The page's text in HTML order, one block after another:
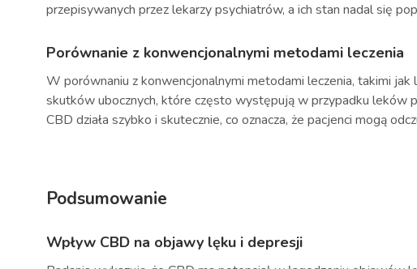
przepisywanych przez lekarzy psychiatrów, a ich stan nadal się
Porównanie z konwencjonalnymi metodami leczenia
W porównaniu z konwencjonalnymi metodami leczenia, takimi
skutków ubocznych, które często występują w przypadku leków
CBD działa szybko i skutecznie, co oznacza, że pacjenci mogą
Podsumowanie
Wpływ CBD na objawy lęku i depresji